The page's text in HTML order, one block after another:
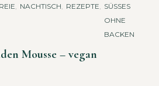
NACHTISCH REZEPTE
SÜSSES O
HNE B
ACKEN
Mousse – vegan